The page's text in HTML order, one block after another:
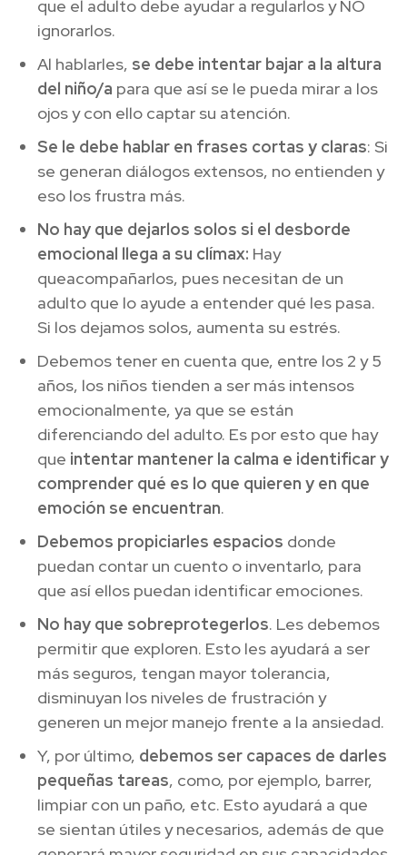
que el adulto debe ayudar a regularlos y NO
ignorarlos.
Al hablarles, se debe intentar bajar a la altura
del niño/a para que así se le pueda mirar a los
ojos y con ello captar su atención.
Se le debe hablar en frases cortas y claras: Si
se generan diálogos extensos, no entienden y
eso los frustra más.
No hay que dejarlos solos si el desborde
emocional llega a su clímax: Hay
queacompañarlos, pues necesitan de un
adulto que lo ayude a entender qué les pasa.
Si los dejamos solos, aumenta su estrés.
Debemos tener en cuenta que, entre los 2 y 5
años, los niños tienden a ser más intensos
emocionalmente, ya que se están
diferenciando del adulto. Es por esto que hay
que intentar mantener la calma e identificar y
comprender qué es lo que quieren y en que
emoción se encuentran.
Debemos propiciarles espacios donde
puedan contar un cuento o inventarlo, para
que así ellos puedan identificar emociones.
No hay que sobreprotegerlos. Les debemos
permitir que exploren. Esto les ayudará a ser
más seguros, tengan mayor tolerancia,
disminuyan los niveles de frustración y
generen un mejor manejo frente a la ansiedad.
Y, por último, debemos ser capaces de darles
pequeñas tareas, como, por ejemplo, barrer,
limpiar con un paño, etc. Esto ayudará a que
se sientan útiles y necesarios, además de que